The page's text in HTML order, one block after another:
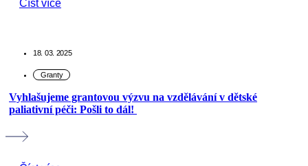
Číst více
18. 03. 2025
Vyhlašujeme grantovou výzvu na vzdělávání v dětské
paliativní péči: Pošli to dál!